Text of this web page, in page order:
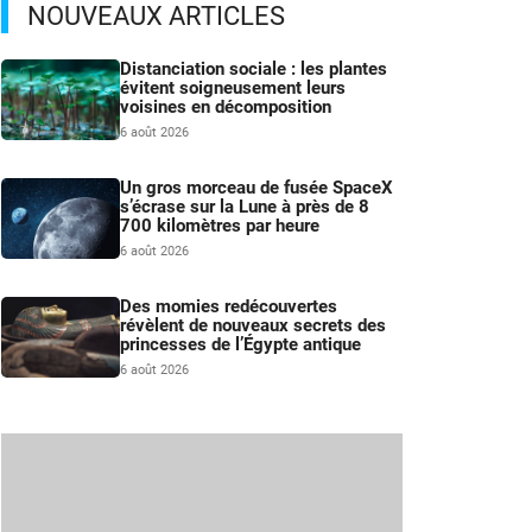
NOUVEAUX ARTICLES
Distanciation sociale : les plantes
évitent soigneusement leurs
voisines en décomposition
6 août 2026
Un gros morceau de fusée SpaceX
s’écrase sur la Lune à près de 8
700 kilomètres par heure
6 août 2026
Des momies redécouvertes
révèlent de nouveaux secrets des
princesses de l’Égypte antique
6 août 2026